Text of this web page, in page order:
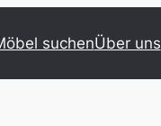
suchenÜber uns